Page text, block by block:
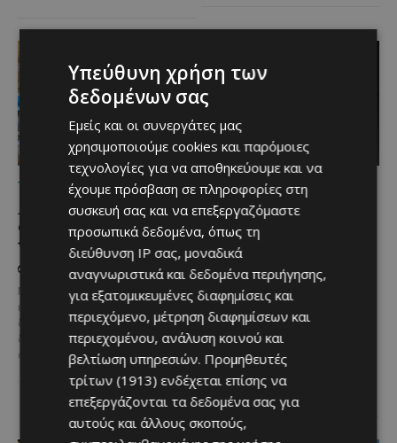
ΤΙ ΔΕΝ Μ ΑΡΈΣΕΙ
Απαράδεκτες εικόνες στο
Φράγμα Κλήρου:
Ψάρεψαν και άφησαν τα
σκουπίδια τους πίσω
Μια εικόνα που σίγουρα δεν τιμά
κανέναν ανέδειξε μέσα από το
διαδίκτυο χρήστης,
δημοσιεύοντας φωτογραφίες
από το Φράγμα...
ΠΟΥ ΝΑ ΠΑΣ
Βραδιά κάτω από τις
Περσείδες: Φωτογραφική
εξόρμηση στη Λάρνακα
για το εντυπωσιακό
φαινόμενο του Αυγούστου
Μια ξεχωριστή βραδιά κάτω
από τον έναστρο ουρανό
ετοιμάζει ο Φωτογραφικός
Όμιλος Λάρνακας,
προσκαλώντας φίλους της
φωτογραφίας και...
Υπεύθυνη χρήση των
δεδομένων σας
Εμείς και οι συνεργάτες μας
χρησιμοποιούμε cookies και παρόμοιες
τεχνολογίες για να αποθηκεύουμε και να
έχουμε πρόσβαση σε πληροφορίες στη
συσκευή σας και να επεξεργαζόμαστε
προσωπικά δεδομένα, όπως τη
διεύθυνση IP σας, μοναδικά
αναγνωριστικά και δεδομένα περιήγησης,
για εξατομικευμένες διαφημίσεις και
περιεχόμενο, μέτρηση διαφημίσεων και
περιεχομένου, ανάλυση κοινού και
βελτίωση υπηρεσιών. Προμηθευτές
τρίτων (1913) ενδέχεται επίσης να
επεξεργάζονται τα δεδομένα σας για
αυτούς και άλλους σκοπούς,